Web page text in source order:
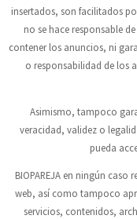
insertados, son facilitados
no se hace responsable
contener los anuncios, ni
o responsabilidad de los
Asimismo, tampoco
veracidad, validez o
pueda
BIOPAREJAen ningún caso
web, así como tampoco
servicios, contenidos,